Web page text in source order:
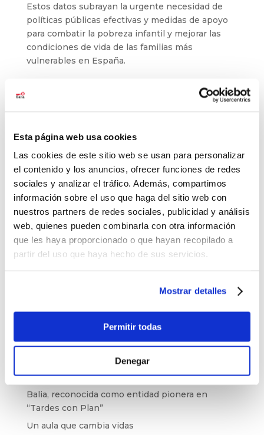
Esta página web usa cookies
Las cookies de este sitio web se usan para personalizar
el contenido y los anuncios, ofrecer funciones de redes
sociales y analizar el tráfico. Además, compartimos
información sobre el uso que haga del sitio web con
nuestros partners de redes sociales, publicidad y análisis
web, quienes pueden combinarla con otra información
que les haya proporcionado o que hayan recopilado a
partir del uso que haya hecho de sus servicios.
Mostrar detalles
Permitir todas
Denegar
Estos datos subrayan la urgente necesidad de
políticas públicas efectivas y medidas de apoyo
para combatir la pobreza infantil y mejorar las
condiciones de vida de las familias más
vulnerables en España.
infancia y juventud, proporcionándoles el
ofreciendo las herramientas necesarias para
que puedan desarrollar su talento y sortear
las dificultades de la vida adulta.
Si quieres, tú también puedes colaborar para
apoyar a la infancia en situación de pobreza:
Pincha aquí.
Últimas noticias
El baloncesto de Balia cierra la temporada con
177 jóvenes
Balia refuerza su labor educativa en Tetuán.
La pobreza infantil no se va de vacaciones
Balia, reconocida como entidad pionera en
“Tardes con Plan”
Un aula que cambia vidas